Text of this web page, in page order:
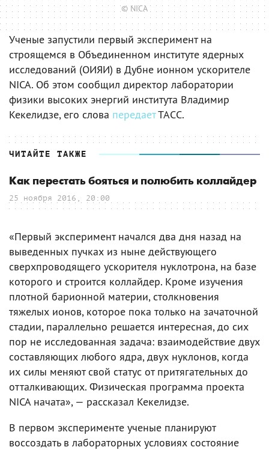
© NICA
Ученые запустили первый эксперимент на
строящемся в Объединенном институте ядерных
исследований (ОИЯИ) в Дубне ионном ускорителе
NICA. Об этом сообщил директор лаборатории
физики высоких энергий института Владимир
Кекелидзе, его слова передаетТАСС.
ЧИТАЙТЕ ТАКЖЕ
Как перестать бояться и полюбить коллайдер
25 ноября 2016, 20:00
«Первый эксперимент начался два дня назад на
выведенных пучках из ныне действующего
сверхпроводящего ускорителя нуклотрона, на базе
которого и строится коллайдер. Кроме изучения
плотной барионной материи, столкновения
тяжелых ионов, которое пока только на зачаточной
стадии, параллельно решается интересная, до сих
пор не исследованная задача: взаимодействие двух
составляющих любого ядра, двух нуклонов, когда
их силы меняют свой статус от притягательных до
отталкивающих. Физическая программа проекта
NICA начата», — рассказал Кекелидзе.
В первом эксперименте ученые планируют
воссоздать в лабораторных условиях состояние